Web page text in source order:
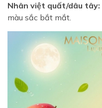
Nhân việt quất/dâu tây:
màu sắc bắt mắt.